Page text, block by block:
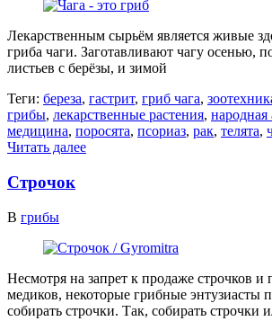
Лекарственным сырьём является живые
гриба чаги. Заготавливают чагу осенью,
листьев с берёзы, и зимой
Теги: береза, гастрит, гриб чага,
грибы, лекарственные растения, народная
медицина, поросята, псориаз, рак, телята,
Читать далее
Строчок
В грибы
Несмотря на запрет к продаже строчков и
медиков, некоторые грибные энтузиасты
собирать строчки. Так, собирать строчки